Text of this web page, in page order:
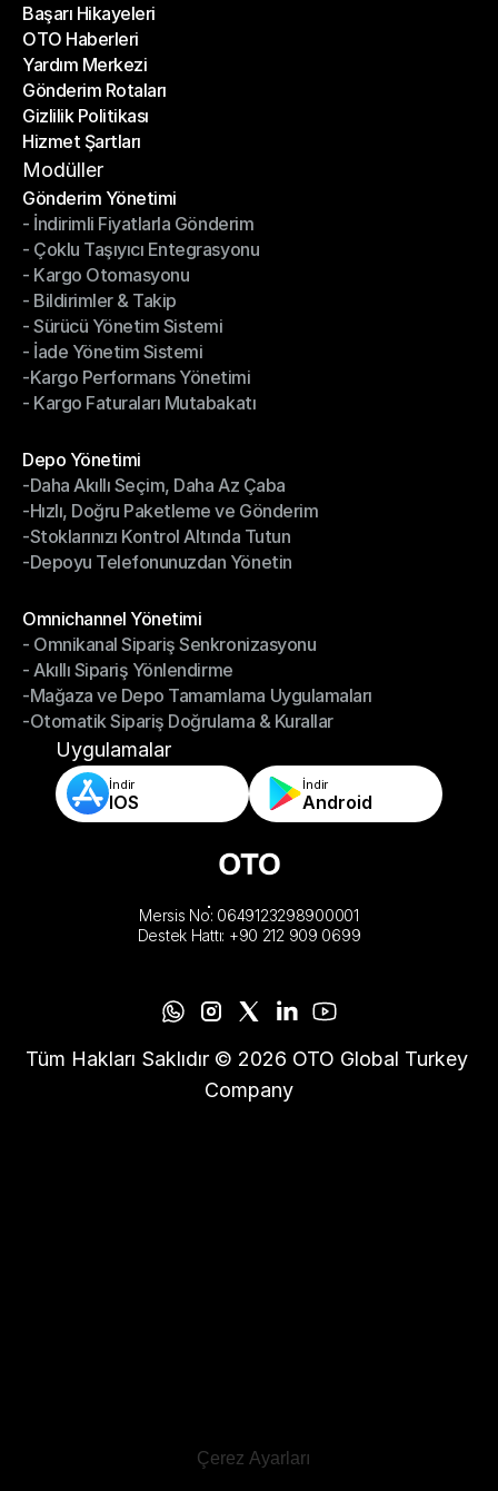
Son Bloglar
Başarı Hikayeleri
Başarı Hikayeleri
OTO Haberleri
OTO Haberleri
Yardım Merkezi
Yardım Merkezi
Gönderim Rotaları
Gönderim Rotaları
Gizlilik Politikası
Gizlilik Politikası
Hizmet Şartları
Hizmet Şartları
Modüller
Gönderim Yönetimi
Gönderim Yönetimi
- İndirimli Fiyatlarla Gönderim
- İndirimli Fiyatlarla Gönderim
- Çoklu Taşıyıcı Entegrasyonu
- Çoklu Taşıyıcı Entegrasyonu
- Kargo Otomasyonu
- Kargo Otomasyonu
- Bildirimler & Takip
- Bildirimler & Takip
- Sürücü Yönetim Sistemi
- Sürücü Yönetim Sistemi
- İade Yönetim Sistemi
- İade Yönetim Sistemi
-Kargo Performans Yönetimi
-Kargo Performans Yönetimi
- Kargo Faturaları Mutabakatı
Depo Yönetimi
Depo Yönetimi
-Daha Akıllı Seçim, Daha Az Çaba
-Daha Akıllı Seçim, Daha Az Çaba
-Hızlı, Doğru Paketleme ve Gönderim
-Hızlı, Doğru Paketleme ve Gönderim
-Stoklarınızı Kontrol Altında Tutun
-Stoklarınızı Kontrol Altında Tutun
-Depoyu Telefonunuzdan Yönetin
Omnichannel Yönetimi
Omnichannel Yönetimi
- Omnikanal Sipariş Senkronizasyonu
- Omnikanal Sipariş Senkronizasyonu
- Akıllı Sipariş Yönlendirme
- Akıllı Sipariş Yönlendirme
-Mağaza ve Depo Tamamlama Uygulamaları
-Mağaza ve Depo Tamamlama Uygulamaları
-Otomatik Sipariş Doğrulama & Kurallar
-Otomatik Sipariş Doğrulama & Kurallar
Uygulamalar
İndir
IOS
İndir
Android
Mersis No: 0649123298900001
Destek Hattı: +90 212 909 0699
Tüm Hakları Saklıdır © 2026 OTO Global Turkey
Company
Çerez Ayarları